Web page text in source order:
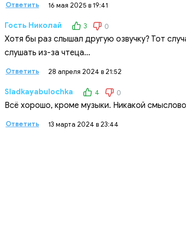
Ответить 16 мая 2025 в 19:41
Гость Николай 3 0
Хотя бы раз слышал другую озвучку? Тот
слушать из-за чтеца...
Ответить 28 апреля 2024 в 21:52
Sladkayabulochka 4 0
Всё хорошо, кроме музыки. Никакой
Ответить 13 марта 2024 в 23:44